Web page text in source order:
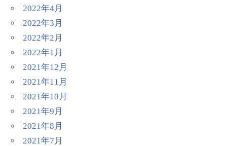
2022年4月
2022年3月
2022年2月
2022年1月
2021年12月
2021年11月
2021年10月
2021年9月
2021年8月
2021年7月